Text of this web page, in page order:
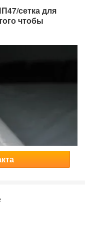
сетка для
чтобы